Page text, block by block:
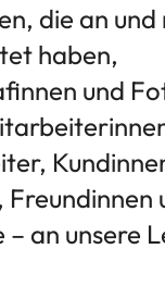
die an
haben,
und
Freundinnen
– an unsere